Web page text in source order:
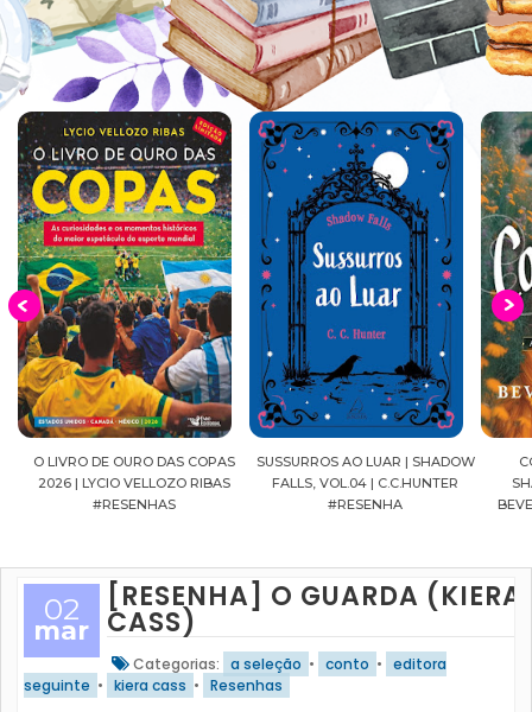
O LIVRO DE OURO DAS COPAS
2026 | LYCIO VELLOZO RIBAS
#RESENHAS
SUSSURROS AO LUAR | SHADOW
FALLS, VOL.04 | C.C.HUNTER
#RESENHA
02
mar
[RESENHA] O GUARDA (KIERA
CASS)
Categorias: a seleção • conto • editora
seguinte • kiera cass • Resenhas